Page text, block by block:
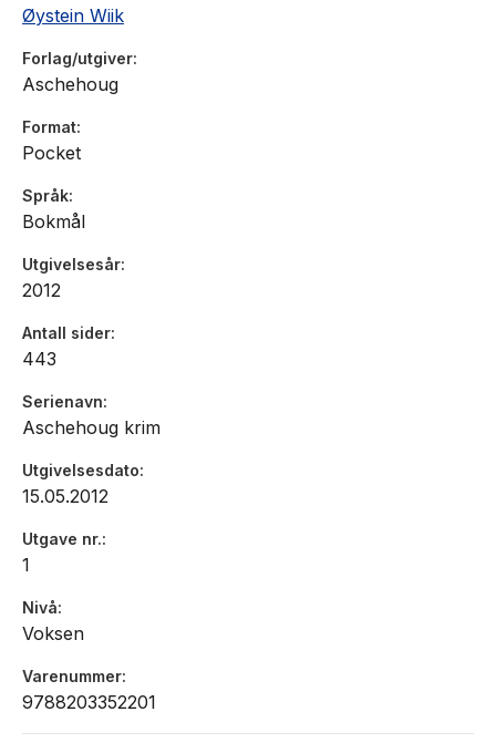
Øystein Wiik
Forlag/utgiver
Aschehoug
Format
Pocket
Språk
Bokmål
Utgivelsesår
2012
Antall sider
443
Serienavn
Aschehoug krim
Utgivelsesdato
15.05.2012
Utgave nr.
1
Nivå
Voksen
Varenummer
9788203352201